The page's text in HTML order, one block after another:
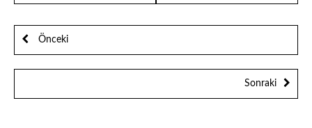
Önceki
Sonraki